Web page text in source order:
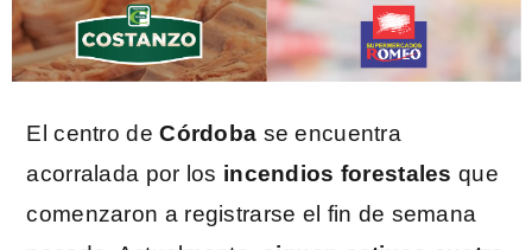
El centro de Córdoba se encuentra
acorralada por los incendios forestales que
comenzaron a registrarse el fin de semana